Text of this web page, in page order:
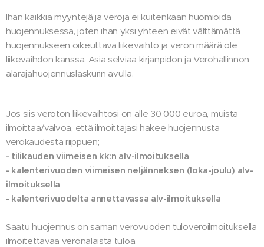
Ihan kaikkia myyntejä ja veroja ei kuitenkaan huomioida
huojennuksessa, joten ihan yksi yhteen eivät välttämättä
huojennukseen oikeuttava liikevaihto ja veron määrä ole
liikevaihdon kanssa. Asia selviää kirjanpidon ja Verohallinnon
alarajahuojennuslaskurin avulla.
Jos siis veroton liikevaihtosi on alle 30 000 euroa, muista
ilmoittaa/valvoa, että ilmoittajasi hakee huojennusta
verokaudesta riippuen;
- tilikauden viimeisen kk:n alv-ilmoituksella
- kalenterivuoden viimeisen neljänneksen (loka-joulu) alv-
ilmoituksella
- kalenterivuodelta annettavassa alv-ilmoituksella
Saatu huojennus on saman verovuoden tuloveroilmoituksella
ilmoitettavaa veronalaista tuloa.